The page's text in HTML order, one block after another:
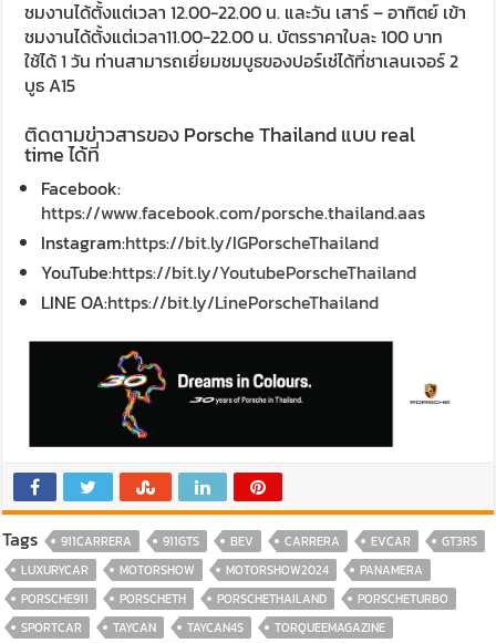
ชมงานได้ตั้งแต่เวลา 12.00-22.00 น. และวัน เสาร์ – อาทิตย์ เข้า
ชมงานได้ตั้งแต่เวลา11.00-22.00 น. บัตรราคาใบละ 100 บาท
ใช้ได้ 1 วัน ท่านสามารถเยี่ยมชมบูธของปอร์เช่ได้ที่ชาเลนเจอร์ 2
บูธ A15
ติดตามข่าวสารของ Porsche Thailand แบบ real
time ได้ที่
Facebook:
https://www.facebook.com/porsche.thailand.aas
Instagram:https://bit.ly/IGPorscheThailand
YouTube:https://bit.ly/YoutubePorscheThailand
LINE OA:https://bit.ly/LinePorscheThailand
Tags 911CARRERA 911GTS BEV CARRERA EVCAR
GT3RS
LUXURYCAR
MOTORSHOW MOTORSHOW2024
PANAMERA
PORSCHE911
PORSCHETH PORSCHETHAILAND
PORSCHETURBO
SPORTCAR
TAYCAN TAYCAN4S
TORQUEEMAGAZINE